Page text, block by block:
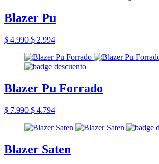
Blazer Pu
$ 4.990 $ 2.994
Blazer Pu Forrado
$ 7.990 $ 4.794
Blazer Saten